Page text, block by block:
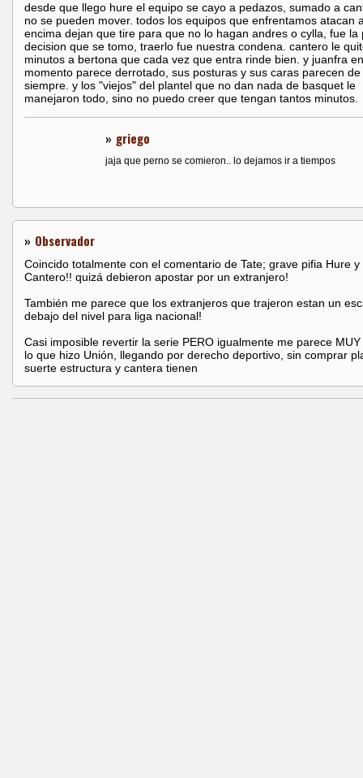
desde que llego hure el equipo se cayo a pedazos, sumado a
no se pueden mover. todos los equipos que enfrentamos atacan
encima dejan que tire para que no lo hagan andres o cylla, fue la
decision que se tomo, traerlo fue nuestra condena. cantero le
minutos a bertona que cada vez que entra rinde bien. y juanfra
momento parece derrotado, sus posturas y sus caras parecen
siempre. y los "viejos" del plantel que no dan nada de basquet le
manejaron todo, sino no puedo creer que tengan tantos minutos.
» griego
jaja que perno se comieron.. lo dejamos ir a tiempos
» Observador
Coincido totalmente con el comentario de Tate; grave pifia Hure y
Cantero!! quizá debieron apostar por un extranjero!
También me parece que los extranjeros que trajeron estan un
debajo del nivel para liga nacional!
Casi imposible revertir la serie PERO igualmente me parece MUY
lo que hizo Unión, llegando por derecho deportivo, sin comprar
suerte estructura y cantera tienen